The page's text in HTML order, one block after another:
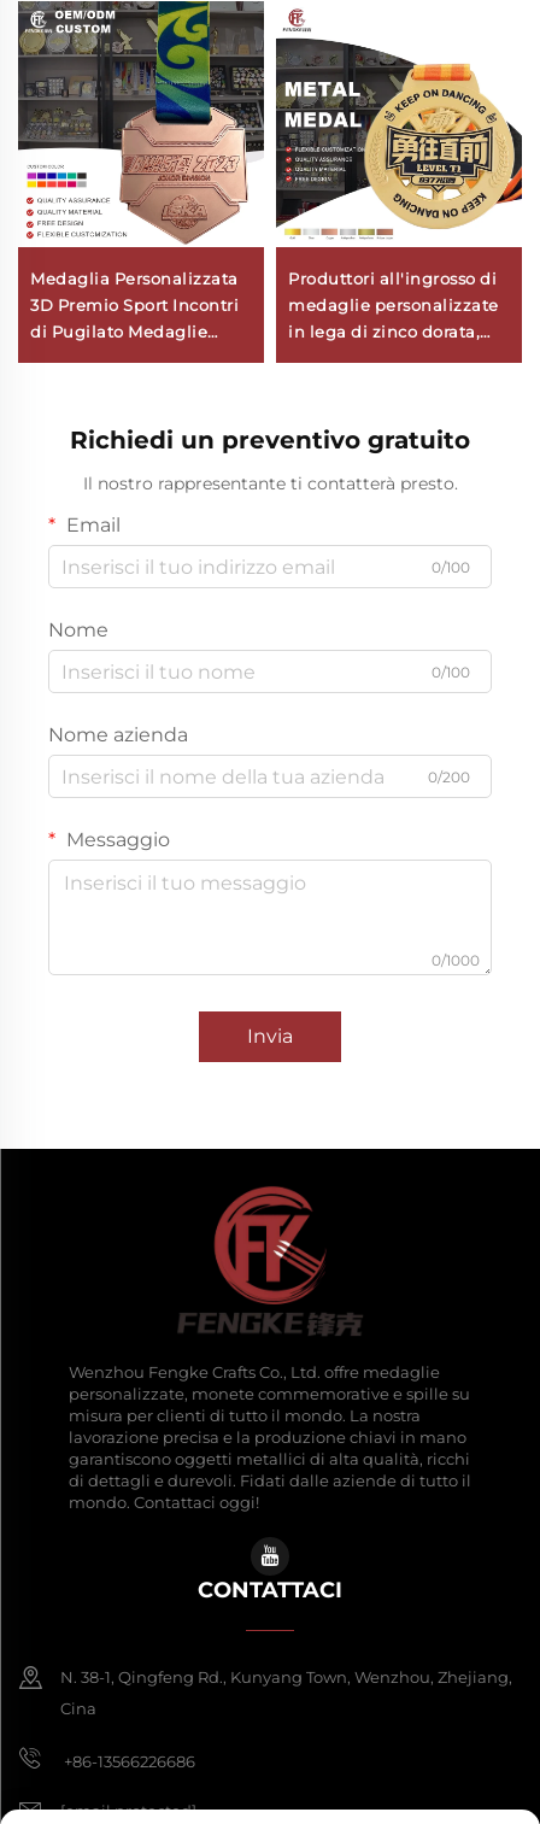
Medaglia Personalizzata
3D Premio Sport Incontri
di Pugilato Medaglie
Produttori all'ingrosso di
medaglie personalizzate
in lega di zinco dorata,
Richiedi un preventivo gratuito
Il nostro rappresentante ti contatterà presto.
Email
0/100
Nome
0/100
Nome azienda
0/200
Messaggio
0/1000
Invia
Wenzhou Fengke Crafts Co., Ltd. offre medaglie
personalizzate, monete commemorative e spille su
misura per clienti di tutto il mondo. La nostra
lavorazione precisa e la produzione chiavi in mano
garantiscono oggetti metallici di alta qualità, ricchi
di dettagli e durevoli. Fidati dalle aziende di tutto il
mondo. Contattaci oggi!
CONTATTACI
N. 38-1, Qingfeng Rd., Kunyang Town, Wenzhou, Zhejiang,
Cina
+86-13566226686
[email protected]